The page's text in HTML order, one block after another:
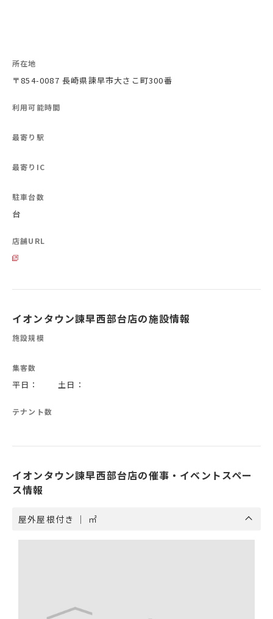
所在地
〒854-0087 長崎県諫早市大さこ町300番
利用可能時間
最寄り駅
最寄りIC
駐車台数
台
店舗URL
イオンタウン諫早西部台店の施設情報
施設規模
集客数
平日： 土日：
テナント数
イオンタウン諫早西部台店の催事・イベントスペー
ス情報
屋外屋根付き ｜ ㎡